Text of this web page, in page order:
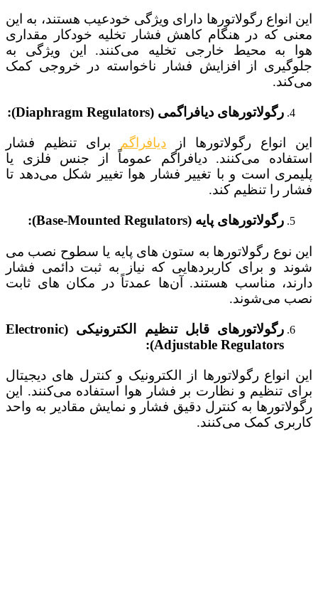
این انواع رگولاتورها دارای ویژگی خودعیب هستند، به این
معنی که در هنگام کاهش فشار تخلیه خودکار مقداری
هوا به محیط خارجی تخلیه می‌کنند. این ویژگی به
جلوگیری از افزایش فشار ناخواسته در خروجی کمک
می‌کند.
رگولاتورهای دیافراگمی (Diaphragm Regulators):
این انواع رگولاتورها از دیافراگمبرای تنظیم فشار
استفاده می‌کنند. دیافراگم عموماً از جنس فلزی یا
پلیمری است و با تغییر فشار هوا تغییر شکل می‌دهد تا
فشار را تنظیم کند.
رگولاتورهای پایه (Base-Mounted Regulators):
این نوع رگولاتورها به ستون‌ های پایه یا سطوح نصب می‌
شوند و برای کاربردهایی که نیاز به ثبت دائمی فشار
دارند، مناسب هستند. آن‌ها عمدتاً در مکان‌ های ثابت
نصب می‌شوند.
رگولاتورهای قابل تنظیم الکترونیکی (Electronic
Adjustable Regulators):
این انواع رگولاتورها از الکترونیک و کنترل‌ های دیجیتال
برای تنظیم و نظارت بر فشار هوا استفاده می‌کنند. این
رگولاتورها به کنترل دقیق فشار و نمایش مقادیر به واحد
کاربری کمک می‌کنند.